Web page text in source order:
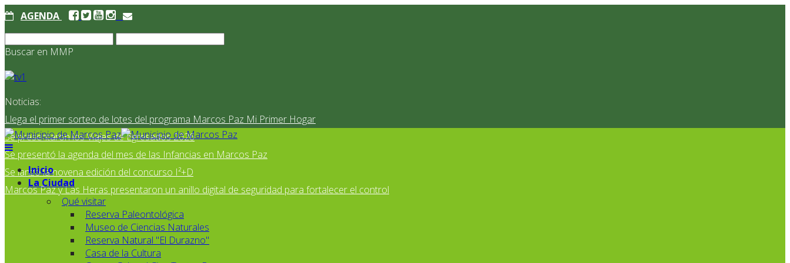
AGENDA
Buscar en MMP
Noticias:
Llega el primer sorteo de lotes del programa Marcos Paz Mi Primer Hogar
Se presentaron los Viajes de Egresados 2026
Se presentó la agenda del mes de las Infancias en Marcos Paz
Se lanzó la novena edición del concurso I²+D
Marcos Paz y Las Heras presentaron un anillo digital de seguridad para fortalecer el control
Inicio
La Ciudad
Qué visitar
Reserva Paleontológica
Museo de Ciencias Naturales
Reserva Natural "El Durazno"
Casa de la Cultura